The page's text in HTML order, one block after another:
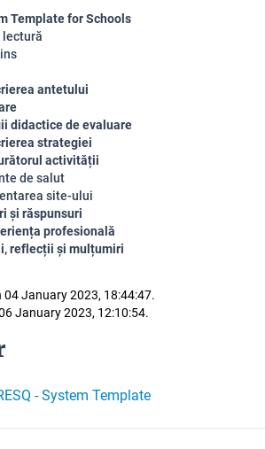
Template for Schools
lectură
antetului
didactice de evaluare
strategiei
activității
de salut
site-ului
și răspunsuri
profesională
reflecții și mulțumiri
04 January 2023, 18:44:47.
January 2023, 12:10:54.
- System Template